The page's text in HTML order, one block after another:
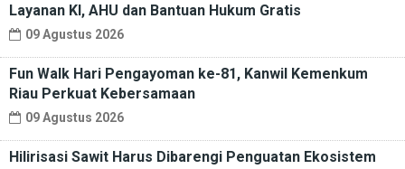
Layanan KI, AHU dan Bantuan Hukum Gratis
09 Agustus 2026
Fun Walk Hari Pengayoman ke-81, Kanwil Kemenkum
Riau Perkuat Kebersamaan
09 Agustus 2026
Hilirisasi Sawit Harus Dibarengi Penguatan Ekosistem